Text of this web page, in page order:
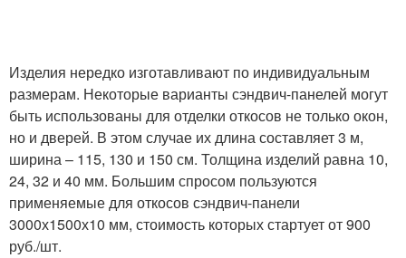
Изделия нередко изготавливают по индивидуальным
размерам. Некоторые варианты сэндвич-панелей могут
быть использованы для отделки откосов не только окон,
но и дверей. В этом случае их длина составляет 3 м,
ширина – 115, 130 и 150 см. Толщина изделий равна 10,
24, 32 и 40 мм. Большим спросом пользуются
применяемые для откосов сэндвич-панели
3000х1500х10 мм, стоимость которых стартует от 900
руб./шт.